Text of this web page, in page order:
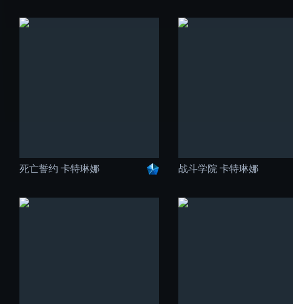
死亡誓约 卡特琳娜 战斗学院 卡特琳娜